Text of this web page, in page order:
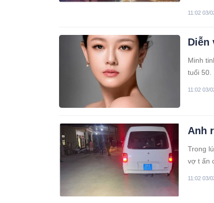
11:02 03/
Diễn
Minh
tuổi 50.
11:02 03/
Anh
Trong
vợ t ấn
11:02 03/